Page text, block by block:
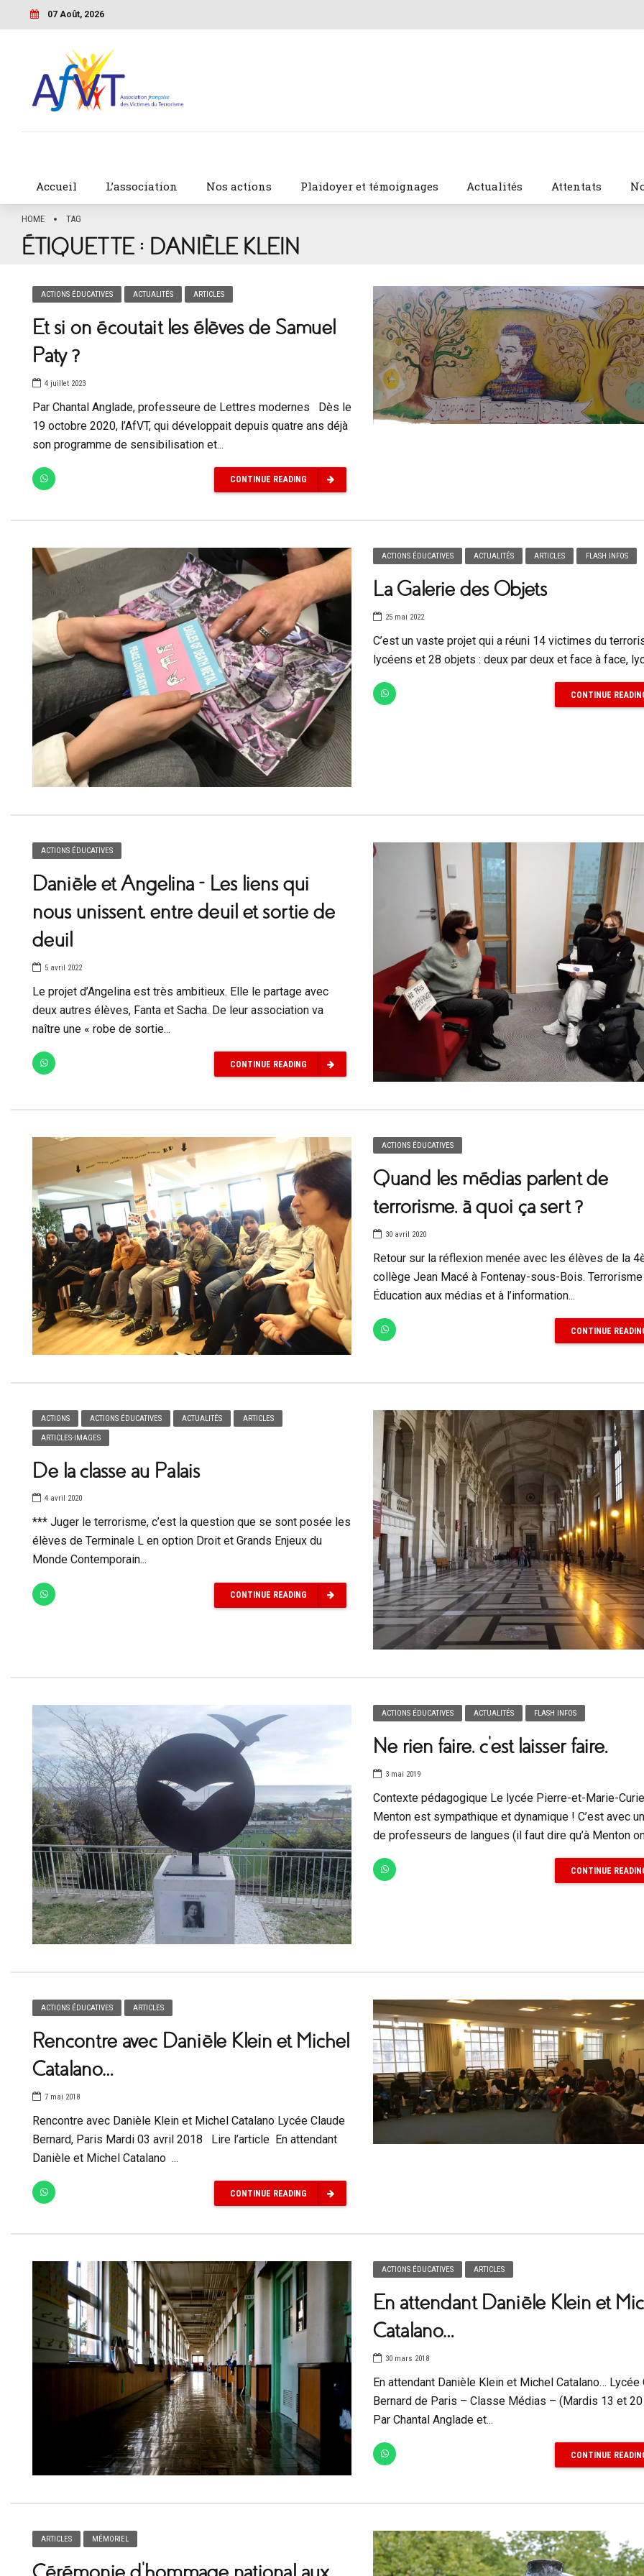
07 Août, 2026
Accueil L’association Nos actions Plaidoyer et témoignages Actualités Attentats
HOME TAG
ÉTIQUETTE : DANIÈLE KLEIN
ACTIONS ÉDUCATIVES ACTUALITÉS ARTICLES
Et si on écoutait les élèves de Samuel
Paty ?
4 juillet 2023
Par Chantal Anglade, professeure de Lettres modernes Dès le
19 octobre 2020, l’AfVT, qui développait depuis quatre ans déjà
son programme de sensibilisation et...
CONTINUE READING
ACTIONS ÉDUCATIVES ACTUALITÉS ARTICLES FLASH INFOS
La Galerie des Objets
25 mai 2022
C’est un vaste projet qui a réuni 14 victimes du
lycéens et 28 objets : deux par deux et face à face,
CONTINUE
ACTIONS ÉDUCATIVES
Danièle et Angelina – Les liens qui
nous unissent, entre deuil et sortie de
deuil
5 avril 2022
Le projet d’Angelina est très ambitieux. Elle le partage avec
deux autres élèves, Fanta et Sacha. De leur association va
naître une « robe de sortie...
CONTINUE READING
ACTIONS ÉDUCATIVES
Quand les médias parlent de
terrorisme, à quoi ça sert ?
30 avril 2020
Retour sur la réflexion menée avec les élèves de la
collège Jean Macé à Fontenay-sous-Bois.
Éducation aux médias et à l’information...
CONTINUE
ACTIONS ACTIONS ÉDUCATIVES ACTUALITÉS ARTICLES
ARTICLES-IMAGES
De la classe au Palais
4 avril 2020
*** Juger le terrorisme, c’est la question que se sont posée les
élèves de Terminale L en option Droit et Grands Enjeux du
Monde Contemporain...
CONTINUE READING
ACTIONS ÉDUCATIVES ACTUALITÉS FLASH INFOS
Ne rien faire, c’est laisser faire.
3 mai 2019
Contexte pédagogique Le lycée Pierre-et-Marie-
Menton est sympathique et dynamique ! C’est avec
de professeurs de langues (il faut dire qu’à Menton
CONTINUE
ACTIONS ÉDUCATIVES ARTICLES
Rencontre avec Danièle Klein et Michel
Catalano…
7 mai 2018
Rencontre avec Danièle Klein et Michel Catalano Lycée Claude
Bernard, Paris Mardi 03 avril 2018 Lire l’article En attendant
Danièle et Michel Catalano ...
CONTINUE READING
ACTIONS ÉDUCATIVES ARTICLES
En attendant Danièle Klein et
Catalano…
30 mars 2018
En attendant Danièle Klein et Michel Catalano… Lycée
Bernard de Paris – Classe Médias – (Mardis 13 et
Par Chantal Anglade et...
CONTINUE
ARTICLES MÉMORIEL